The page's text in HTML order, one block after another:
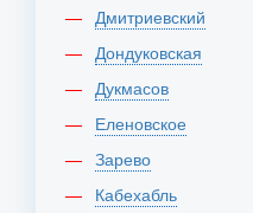
Дмитриевский
Дондуковская
Дукмасов
Еленовское
Зарево
Кабехабль